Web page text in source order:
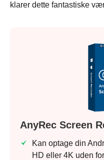
klarer dette fantastiske
AnyRec Screen
Kan optage din
HD eller 4K uden